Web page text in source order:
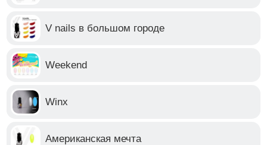
V nails в большом городе
Weekend
Winx
Американская мечта